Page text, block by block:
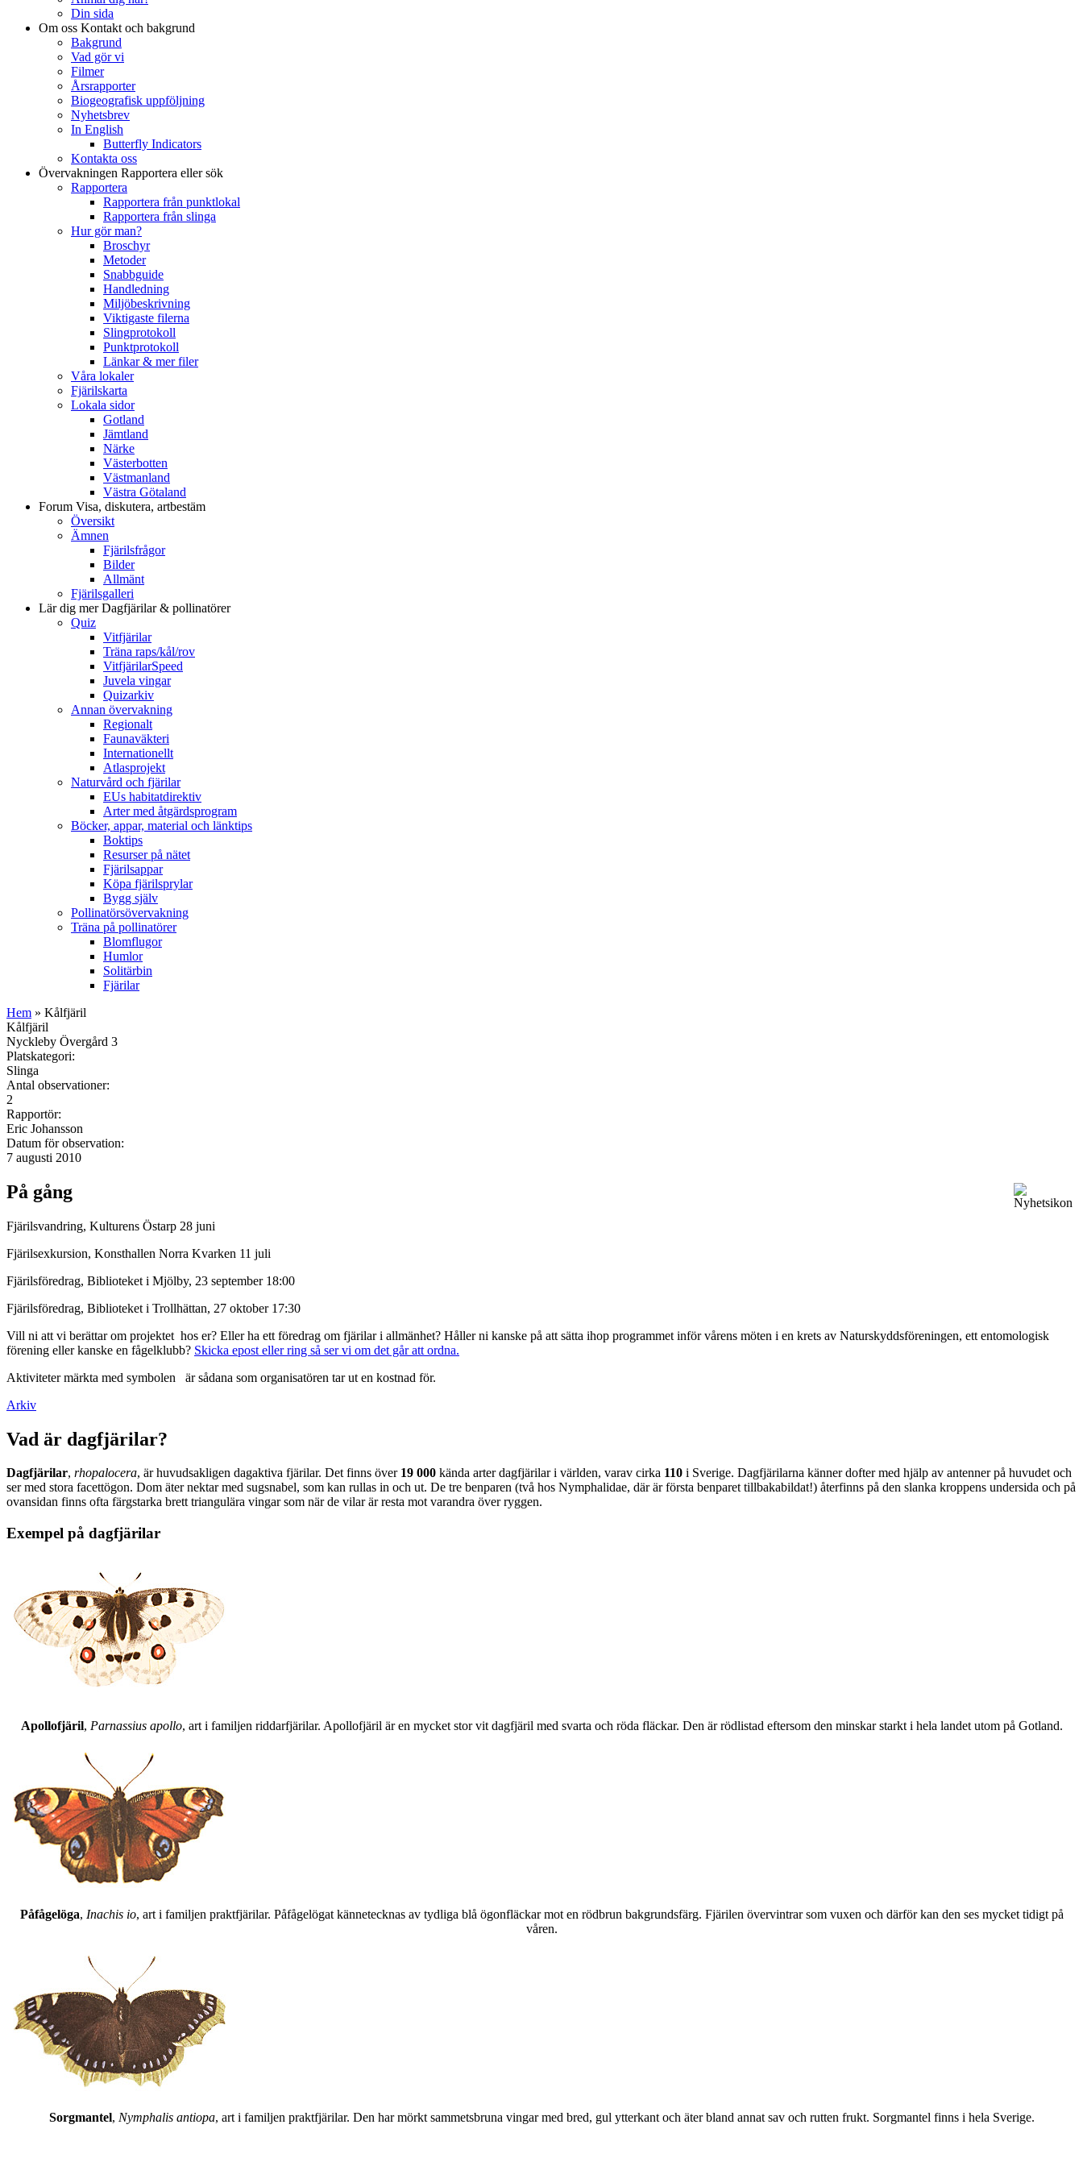
Din sida
Om oss Kontakt och bakgrund
Bakgrund
Vad gör vi
Filmer
Årsrapporter
Biogeografisk uppföljning
Nyhetsbrev
In English
Butterfly Indicators
Kontakta oss
Övervakningen Rapportera eller sök
Rapportera
Rapportera från punktlokal
Rapportera från slinga
Hur gör man?
Broschyr
Metoder
Snabbguide
Handledning
Miljöbeskrivning
Viktigaste filerna
Slingprotokoll
Punktprotokoll
Länkar & mer filer
Våra lokaler
Fjärilskarta
Lokala sidor
Gotland
Jämtland
Närke
Västerbotten
Västmanland
Västra Götaland
Forum Visa, diskutera, artbestäm
Översikt
Ämnen
Fjärilsfrågor
Bilder
Allmänt
Fjärilsgalleri
Lär dig merDagfjärilar & pollinatörer
Quiz
Vitfjärilar
Träna raps/kål/rov
VitfjärilarSpeed
Juvela vingar
Quizarkiv
Annan övervakning
Regionalt
Faunaväkteri
Internationellt
Atlasprojekt
Naturvård och fjärilar
EUs habitatdirektiv
Arter med åtgärdsprogram
Böcker, appar, material och länktips
Boktips
Resurser på nätet
Fjärilsappar
Köpa fjärilsprylar
Bygg själv
Pollinatörsövervakning
Träna på pollinatörer
Blomflugor
Humlor
Solitärbin
Fjärilar
Hem » Kålfjäril
Kålfjäril
Nyckleby Övergård 3
Platskategori:
Slinga
Antal observationer:
2
Rapportör:
Eric Johansson
Datum för observation:
7 augusti 2010
På gång
Fjärilsvandring, Kulturens Östarp 28 juni
Fjärilsexkursion, Konsthallen Norra Kvarken 11 juli
Fjärilsföredrag, Biblioteket i Mjölby, 23 september 18:00
Fjärilsföredrag, Biblioteket i Trollhättan, 27 oktober 17:30
Vill ni att vi berättar om projektet hos er? Eller ha ett föredrag om fjärilar i allmänhet? Håller ni kanske på att sätta ihop programmet inför vårens möten i en krets av Naturskyddsföreningen, ett entomologisk
förening eller kanske en fågelklubb? Skicka epost eller ring så ser vi om det går att ordna.
Aktiviteter märkta med symbolen
är sådana som organisatören tar ut en kostnad för.
Arkiv
Vad är dagfjärilar?
Dagfjärilar, rhopalocera, är huvudsakligen dagaktiva fjärilar. Det finns över 19 000 kända arter dagfjärilar i världen, varav cirka 110 i Sverige. Dagfjärilarna känner dofter med hjälp av antenner på huvudet och
ser med stora facettögon. Dom äter nektar med sugsnabel, som kan rullas in och ut. De tre benparen (två hos Nymphalidae, där är första benparet tillbakabildat!) återfinns på den slanka kroppens undersida och på
ovansidan finns ofta färgstarka brett triangulära vingar som när de vilar är resta mot varandra över ryggen.
Exempel på dagfjärilar
Apollofjäril, Parnassius apollo, art i familjen riddarfjärilar. Apollofjäril är en mycket stor vit dagfjäril med svarta och röda fläckar. Den är rödlistad eftersom den minskar starkt i hela landet utom på Gotland.
Påfågelöga, Inachis io, art i familjen praktfjärilar. Påfågelögat kännetecknas av tydliga blå ögonfläckar mot en rödbrun bakgrundsfärg. Fjärilen övervintrar som vuxen och därför kan den ses mycket tidigt på
våren.
Sorgmantel, Nymphalis antiopa, art i familjen praktfjärilar. Den har mörkt sammetsbruna vingar med bred, gul ytterkant och äter bland annat sav och rutten frukt. Sorgmantel finns i hela Sverige.